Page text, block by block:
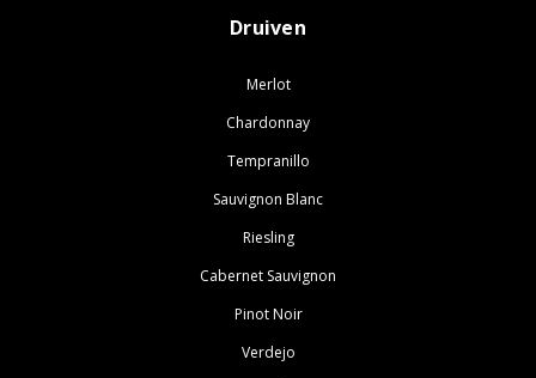
Druiven
Merlot
Chardonnay
Tempranillo
Sauvignon Blanc
Riesling
Cabernet Sauvignon
Pinot Noir
Verdejo